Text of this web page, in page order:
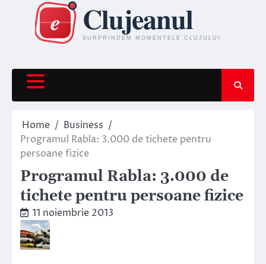
content
Home
Business
Programul Rabla: 3.000 de tichete pentru
persoane fizice
Programul Rabla: 3.000 de
tichete pentru persoane fizice
11 noiembrie 2013